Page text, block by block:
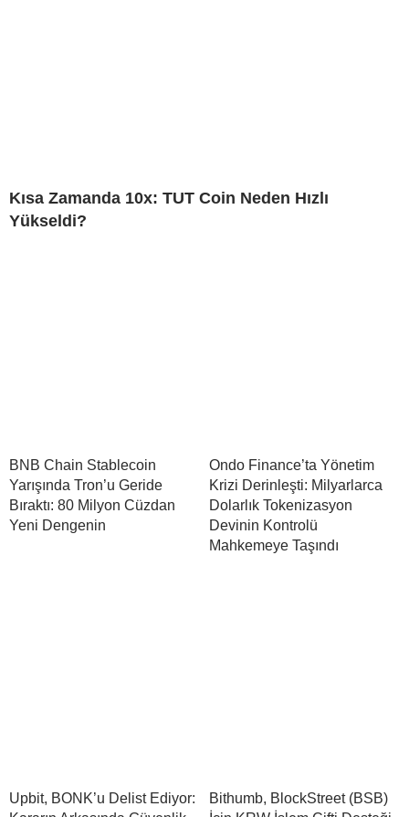
Kısa Zamanda 10x: TUT Coin Neden Hızlı
Yükseldi?
BNB Chain Stablecoin
Yarışında Tron’u Geride
Bıraktı: 80 Milyon Cüzdan
Yeni Dengenin
Ondo Finance’ta Yönetim
Krizi Derinleşti: Milyarlarca
Dolarlık Tokenizasyon
Devinin Kontrolü
Mahkemeye Taşındı
Upbit, BONK’u Delist Ediyor:
Bithumb, BlockStreet (BSB)